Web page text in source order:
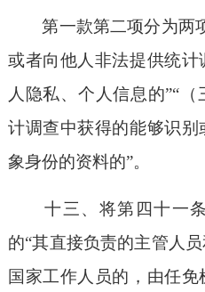
第一款第二项分为两
或者向他人非法提供统
人隐私、个人信息的”“
计调查中获得的能够识
象身份的资料的”。
十三、将第四十一条
的“其直接负责的主管人
国家工作人员的，由任